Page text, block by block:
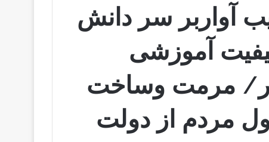
آواربر سر دانش
آموزشی
مرمت وساخت
مردم از دولت